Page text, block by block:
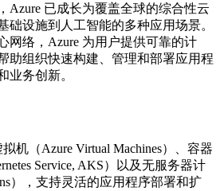
Azure 已成长为覆盖全球的综合性云
础设施到人工智能的多种应用场景。
网络，Azure 为用户提供可靠的计
助组织快速构建、管理和部署应用程
业务创新。
拟机（Azure Virtual Machines）、容器
Service, AKS）以及无服务器计
），支持灵活的应用程序部署和扩